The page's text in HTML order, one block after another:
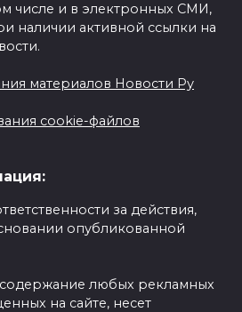
числе и в электронных СМИ,
наличии активной ссылки на
материалов Новости Ру
cookie-файлов
за действия,
опубликованной
содержание любых рекламных
на сайте, несет